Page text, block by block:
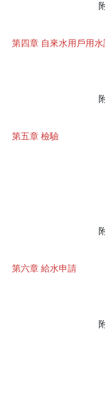
第四章 自來水用戶用
第五章 檢驗
第六章 給水申請